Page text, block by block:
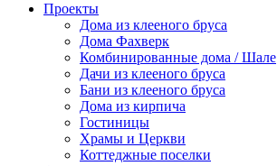
Проекты
Дома из клееного бруса
Дома Фахверк
Комбинированные дома / Шале
Дачи из клееного бруса
Бани из клееного бруса
Дома из кирпича
Гостиницы
Храмы и Церкви
Коттеджные поселки